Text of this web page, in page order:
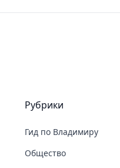
Рубрики
Гид по Владимиру
Общество